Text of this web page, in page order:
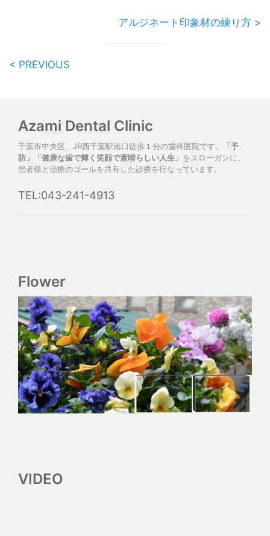
アルジネート印象材の練り方 >
< PREVIOUS
Azami Dental Clinic
千葉市中央区、JR西千葉駅南口徒歩１分の歯科医院です。
「予
防」「健康な歯で輝く笑顔で素晴らしい人生」 をスローガンに、
患者様と治療のゴールを共有した診療を行なっています。
TEL:043-241-4913
Flower
VIDEO